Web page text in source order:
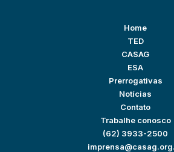
Home
TED
CASAG
ESA
Prerrogativas
Notícias
Contato
Trabalhe conosco
(62) 3933-2500